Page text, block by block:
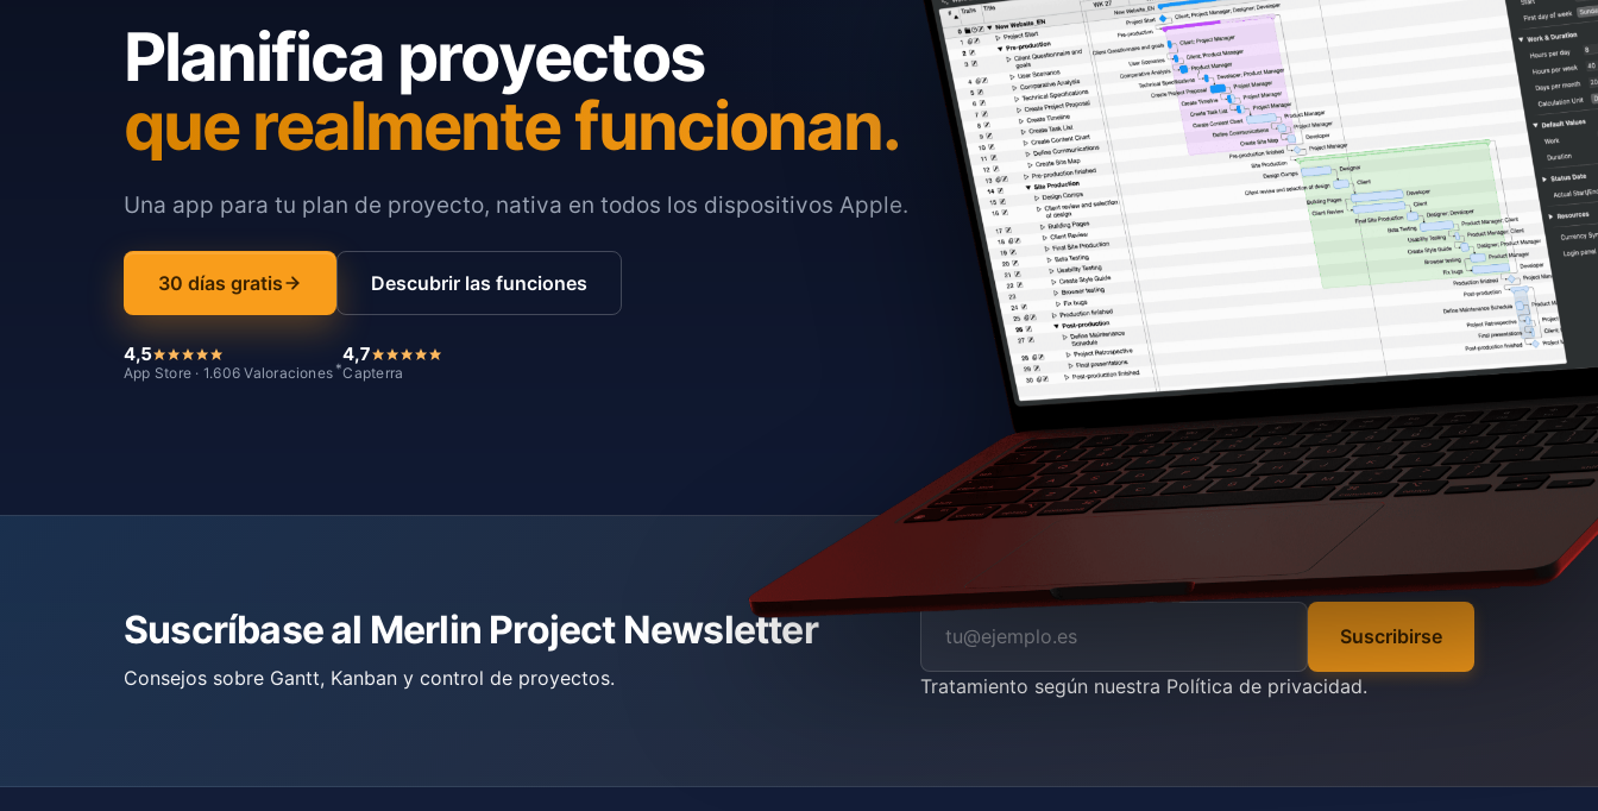
Planifica proyectos
que realmente funcionan.
Una app para tu plan de proyecto, nativa en todos los dispositivos Apple.
30 días gratis Descubrir las funciones
4,5
App Store · 1.606 Valoraciones *
4,7
Capterra
Suscríbase al Merlin Project Newsletter
Consejos sobre Gantt, Kanban y control de proyectos.
Suscribirse
Tratamiento según nuestra Política de privacidad.